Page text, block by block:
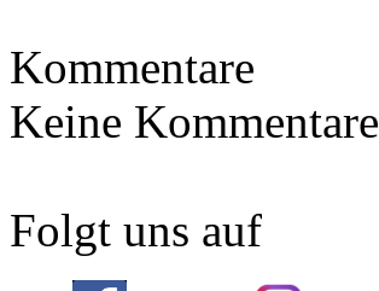
Kommentare
Keine Kommentare
Folgt uns auf